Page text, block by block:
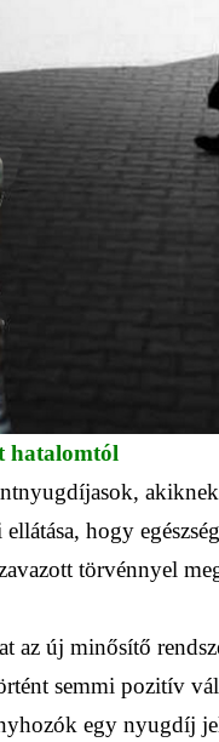
hatalomtól
hogy
törvénnyel
az új minősítő
semmi pozitív
egy nyugdíj